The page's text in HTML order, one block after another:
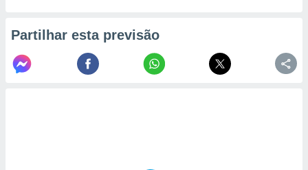
Partilhar esta previsão